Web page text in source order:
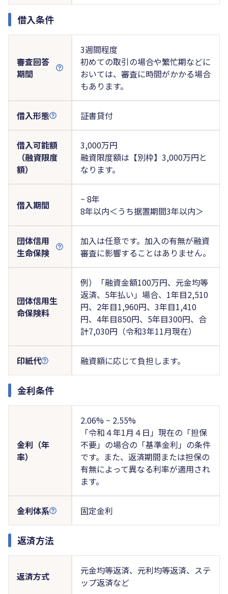
借入条件
審査回答
期間
3週間程度
初めての取引の場合や繁忙期などに
おいては、審査に時間がかかる場合
もあります。
借入形態 証書貸付
借入可能額
（融資限度
額）
3,000万円
融資限度額は【別枠】3,000万円と
なります。
借入期間
~ 8年
8年以内＜うち据置期間3年以内＞
団体信用
生命保険
加入は任意です。加入の有無が融資
審査に影響することはありません。
団体信用生
命保険料
例）「融資金額100万円、元金均等
返済、5年払い」場合、1年目2,510
円、2年目1,960円、3年目1,410
円、4年目850円、5年目300円、合
計7,030円（令和3年11月現在）
印紙代 融資額に応じて負担します。
金利条件
金利（年
率）
2.06% ~ 2.55%
「令和４年1月４日」現在の「担保
不要」の場合の「基準金利」の条件
です。また、返済期間または担保の
有無によって異なる利率が適用され
ます。
金利体系 固定金利
返済方法
返済方式
元金均等返済、元利均等返済、ステ
ップ返済など